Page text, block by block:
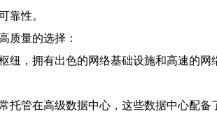
靠性。
质量的选择：
纽，拥有出色的网络基础设施和高速的
托管在高级数据中心，这些数据中心配